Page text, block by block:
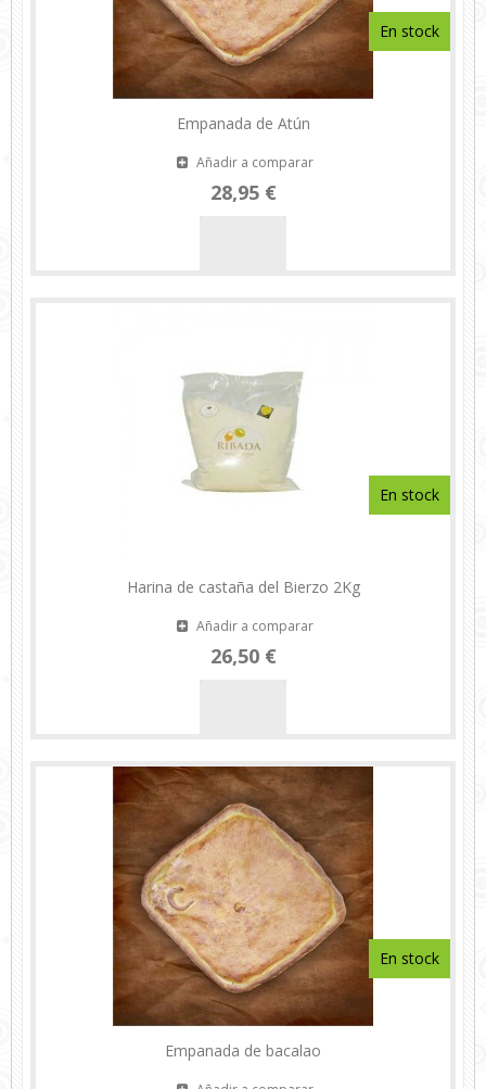
Empanada de Atún
Añadir a comparar
28,95 €
En stock
Harina de castaña del Bierzo 2Kg
Añadir a comparar
26,50 €
En stock
Empanada de bacalao
En stock